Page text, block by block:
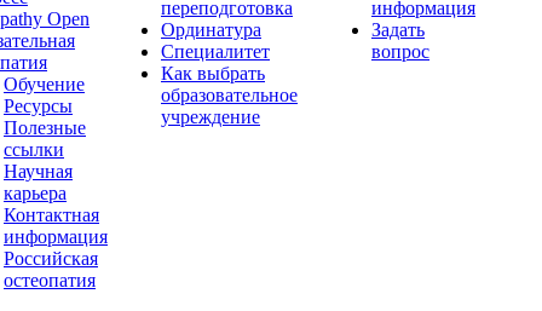
Open
Обучение
Ресурсы
Полезные
ссылки
Научная
карьера
Контактная
информация
Российская
остеопатия
переподготовка
Ординатура
Специалитет
Как выбрать
образовательное
учреждение
информация
Задать
вопрос